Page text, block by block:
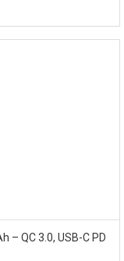
– QC 3.0, USB-C PD